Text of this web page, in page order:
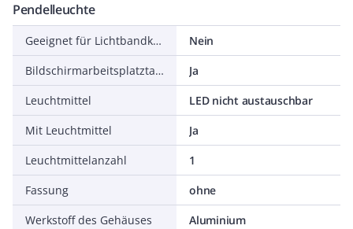
Pendelleuchte
Geeignet für Lichtbandkonfiguration
Nein
Bildschirmarbeitsplatztauglich nach EN 12464-1
Ja
Leuchtmittel
LED nicht austauschbar
Mit Leuchtmittel
Ja
Leuchtmittelanzahl
1
Fassung
ohne
Werkstoff des Gehäuses
Aluminium